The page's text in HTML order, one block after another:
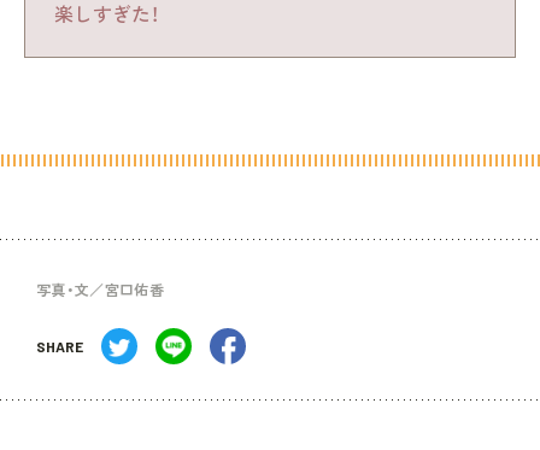
楽しすぎた！
写真・文／宮口佑香
SHARE